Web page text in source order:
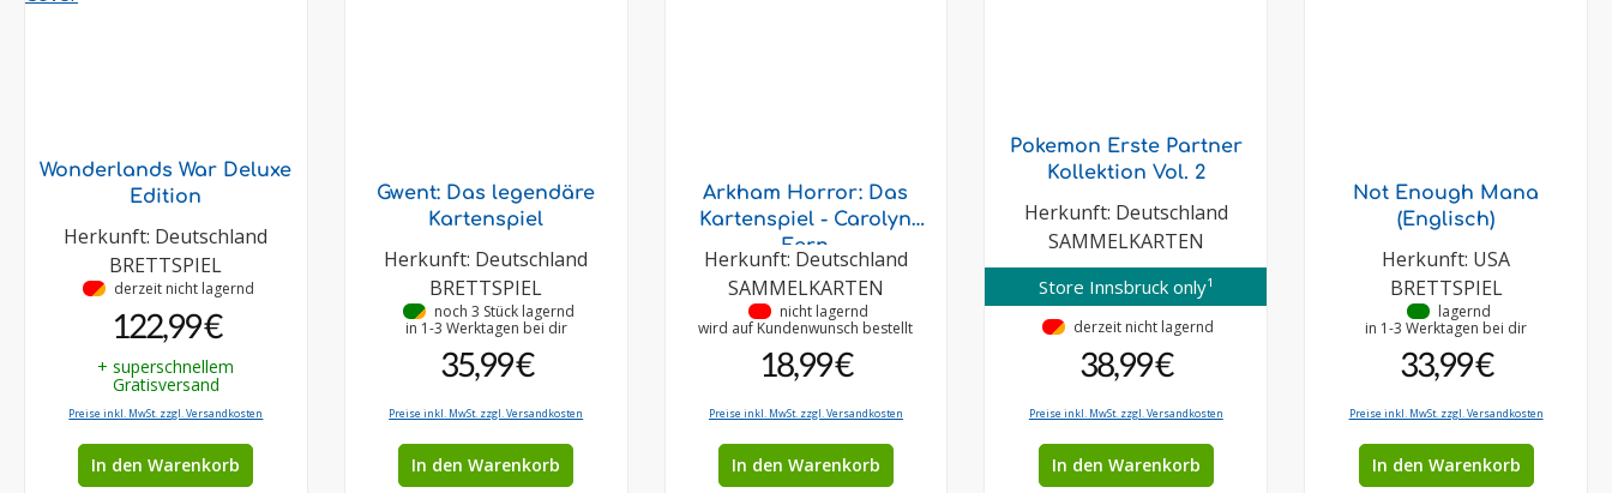
Wonderlands War Deluxe
Edition
Herkunft: Deutschland
BRETTSPIEL
• derzeit nicht lagernd
122,99 €
+ superschnellem
Gratisversand
Preise inkl. MwSt. zzgl. Versandkosten
In den Warenkorb
Gwent: Das legendäre
Kartenspiel
Herkunft: Deutschland
BRETTSPIEL
noch 3 Stück lagernd
in 1-3 Werktagen bei dir
35,99 €
Preise inkl. MwSt. zzgl. Versandkosten
In den Warenkorb
Arkham Horror: Das
Kartenspiel - Carolyn
Fern
Herkunft: Deutschland
SAMMELKARTEN
nicht lagernd
wird auf Kundenwunsch bestellt
18,99 €
Preise inkl. MwSt. zzgl. Versandkosten
In den Warenkorb
Pokemon Erste Partner
Kollektion Vol. 2
Herkunft: Deutschland
SAMMELKARTEN
Store Innsbruck only¹
• derzeit nicht lagernd
38,99 €
Preise inkl. MwSt. zzgl. Versandkosten
In den Warenkorb
Not Enough Mana
(Englisch)
Herkunft: USA
BRETTSPIEL
lagernd
in 1-3 Werktagen bei dir
33,99 €
Preise inkl. MwSt. zzgl. Versandkosten
In den Warenkorb